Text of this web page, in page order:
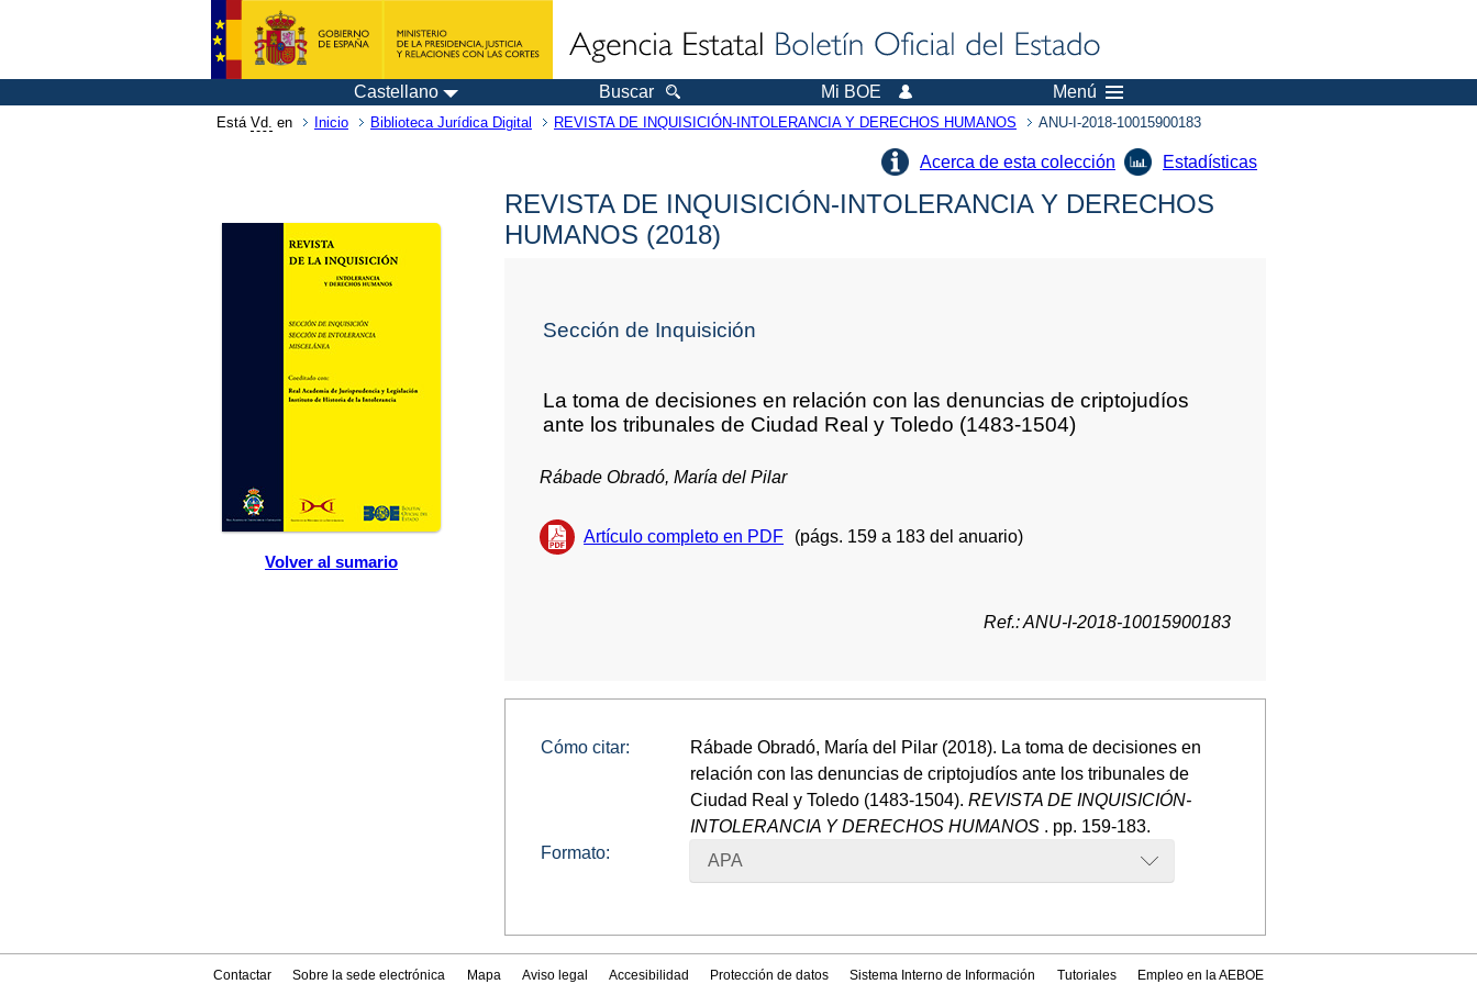
Castellano Buscar Mi BOE Menú
Está Vd. en Inicio Biblioteca Jurídica Digital REVISTA DE INQUISICIÓN-INTOLERANCIA Y DERECHOS HUMANOS ANU-I-2018-10015900183
Acerca de esta colección Estadísticas
Volver al sumario
REVISTA DE INQUISICIÓN-INTOLERANCIA Y DERECHOS
HUMANOS (2018)
Sección de Inquisición
La toma de decisiones en relación con las denuncias de criptojudíos
ante los tribunales de Ciudad Real y Toledo (1483-1504)
Rábade Obradó, María del Pilar
Artículo completo en PDF (págs. 159 a 183 del anuario)
Ref.: ANU-I-2018-10015900183
Cómo citar:
Rábade Obradó, María del Pilar (2018). La toma de decisiones en
relación con las denuncias de criptojudíos ante los tribunales de
Ciudad Real y Toledo (1483-1504).REVISTA DE INQUISICIÓN-
INTOLERANCIA Y DERECHOS HUMANOS . pp. 159-183.
Formato:
APA
Contactar Sobre la sede electrónica Mapa Aviso legal Accesibilidad Protección de datos Sistema Interno de Información Tutoriales Empleo en la AEBOE